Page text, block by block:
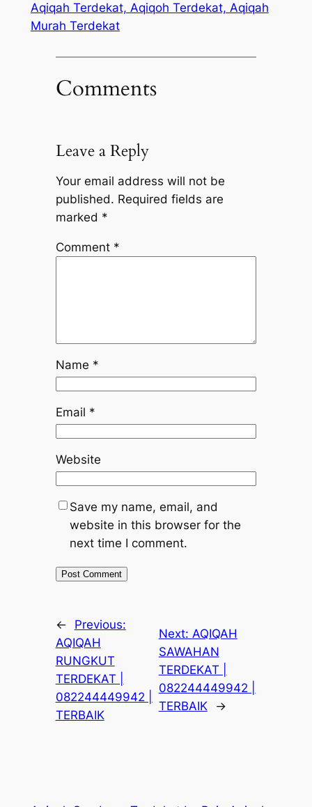
Aqiqah Terdekat, Aqiqoh Terdekat, Aqiqah
Murah Terdekat
Comments
Leave a Reply
Your email address will not be
published. Required fields are
marked *
Comment *
Name *
Email *
Website
Save my name, email, and
website in this browser for the
next time I comment.
←
Previous:
AQIQAH
RUNGKUT
TERDEKAT |
082244449942 |
TERBAIK
Next: AQIQAH
SAWAHAN
TERDEKAT |
082244449942 |
TERBAIK
→